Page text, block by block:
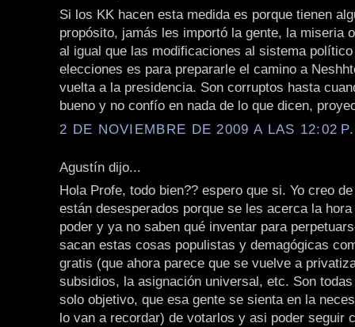
Si los KK hacen esta medida es porque tienen
propósito, jamás les importó la gente, la miseria
al igual que las modificaciones al sistema
elecciones es para prepararle el camino a
vuelta a la presidencia. Son corruptos hasta
bueno y no confío en nada de lo que dicen,
2 DE NOVIEMBRE DE 2009 A LAS 12:02
Agustín dijo...
Hola Profe, todo bien?? espero que si. Yo creo
están desesperados porque se les acerca la
poder y ya no saben qué inventar para
sacan estas cosas populistas y demagógicas
gratis (que ahora parece que se vuelve a
subsidios, la asignación universal, etc. Son
solo objetivo, que esa gente se sienta en la
lo van a recordar) de votarlos y asi poder seguir